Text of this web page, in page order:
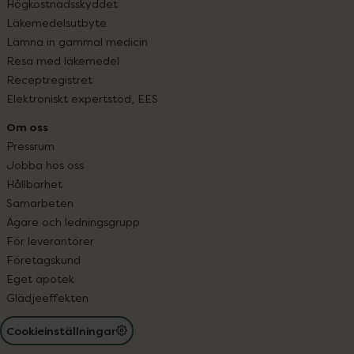
Högkostnadsskyddet
Läkemedelsutbyte
Lämna in gammal medicin
Resa med läkemedel
Receptregistret
Elektroniskt expertstöd, EES
Om oss
Pressrum
Jobba hos oss
Hållbarhet
Samarbeten
Ägare och ledningsgrupp
För leverantörer
Företagskund
Eget apotek
Glädjeeffekten
Cookieinställningar